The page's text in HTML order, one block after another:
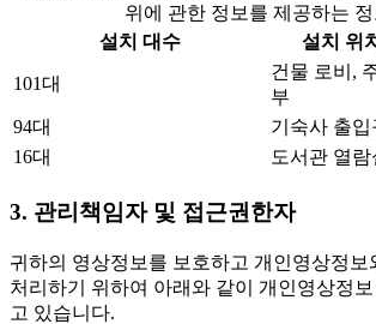
위에 관한 정보를 제공하는
설치 대수
설치 위
101대
건물 로비,
부
94대
기숙사 출입
16대
도서관 열람
3. 관리책임자 및 접근권한자
귀하의 영상정보를 보호하고 개인영상정보
처리하기 위하여 아래와 같이 개인영상정
고 있습니다.